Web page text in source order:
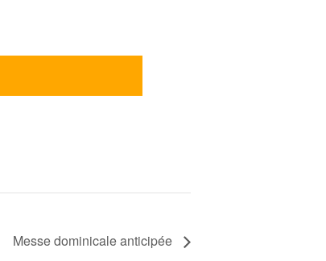
Messe dominicale anticipée